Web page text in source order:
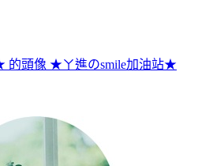
★ㄚ進のsmile加油站★